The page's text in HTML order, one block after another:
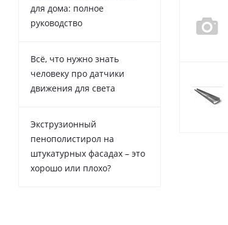
для дома: полное
руководство
Всё, что нужно знать
человеку про датчики
движения для света
Экструзионный
пенополистирол на
штукатурных фасадах – это
хорошо или плохо?